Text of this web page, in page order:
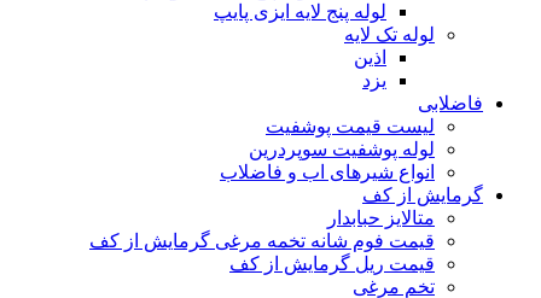
لوله پنج لایه ایزی پایپ
لوله تک لایه
اذین
یزد
فاضلابی
لیست قیمت پوشفیت
لوله پوشفیت سوپردرین
انواع شیرهای اب و فاضلاب
گرمایش از کف
متالایز حبابدار
قیمت فوم شانه تخمه مرغی گرمایش از کف
قیمت ریل گرمایش از کف
تخم مرغی